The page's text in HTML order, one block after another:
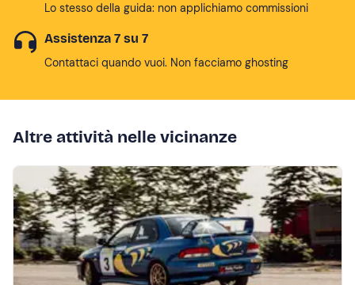
Lo stesso della guida: non applichiamo commissioni
Assistenza 7 su 7
Contattaci quando vuoi. Non facciamo ghosting
Altre attività nelle vicinanze